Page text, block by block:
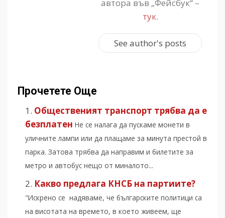
автора във „Фейсбук“ –
тук.
See author's posts
Прочетете Още
Общественият транспорт трябва да е
безплатен Не се налага да пускаме монети в
уличните лампи или да плащаме за минута престой в
парка. Затова трябва да направим и билетите за
метро и автобус нещо от миналото...
Какво предлага КНСБ на партиите?
"Искрено се надяваме, че българските политици са
на висотата на времето, в което живеем, ще